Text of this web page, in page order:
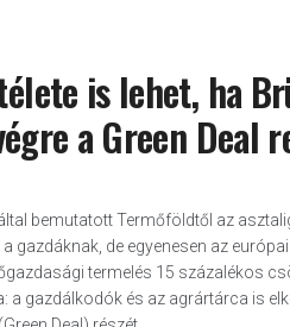
is lehet, ha
a Green Deal
bemutatott Termőföldtől az
de egyenesen az
termelés 15 százalékos
gazdálkodók és az agrártárca is